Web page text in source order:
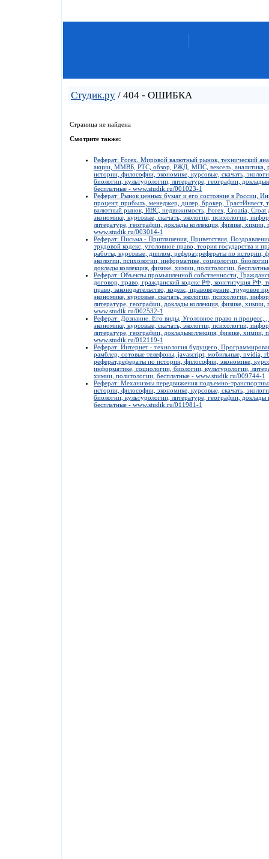
Студик.ру / 404 - ОШИБКА
Страница не найдена
Смотрите также:
Реферат: Forex. Мировой валютный рынок, технический
акции, ММВБ, РТС, обзор, РЖД, МПС, вексель, аналитика,
истории, философии, экономике, курсовые, скачать,
биологии, культурологии, литературе, географии,
бесплатные - www.studik.ru/001023-1
Реферат: Рынок ценных бумаг и его состояние в России,
процент, прибыль, менеджер, дилер, брокер, ТрастИнвест,
валютный рынок, ИВС, недвижимость, Forex, Croatia, Croat
экономике, курсовые, скачать, экологии, психологии,
литературе, географии, доклады коллекция, физике, химии,
www.studik.ru/003014-1
Реферат: Письма - Приглашения, Приветствия,
трудовой кодекс, уголовное право, теория государства и
работы, курсовые, диплом, реферат,рефераты по истории,
экологии, психологии, информатике, социологии,
доклады коллекция, физике, химии, политологии,
Реферат: Объекты промышленной собственности,
договор, право, гражданский кодекс РФ, конституция РФ,
право, законодательство, кодекс, правоведение, трудовое
экономике, курсовые, скачать, экологии, психологии,
литературе, географии, доклады коллекция, физике, химии,
www.studik.ru/002532-1
Реферат: Дознание. Его виды, Уголовное право и процесс,
экономике, курсовые, скачать, экологии, психологии,
литературе, географии, докладыколлекция, физике, химии,
www.studik.ru/012119-1
Реферат: Интернет - технология будущего,
рамблер, сотовые телефоны, javascript, мобильные, nvidia,
реферат,рефераты по истории, философии, экономике,
информатике, социологии, биологии, культурологии,
химии, политологии, бесплатные - www.studik.ru/009744-1
Реферат: Механизмы передвижения подъемно-
истории, философии, экономике, курсовые, скачать,
биологии, культурологии, литературе, географии,
бесплатные - www.studik.ru/011981-1